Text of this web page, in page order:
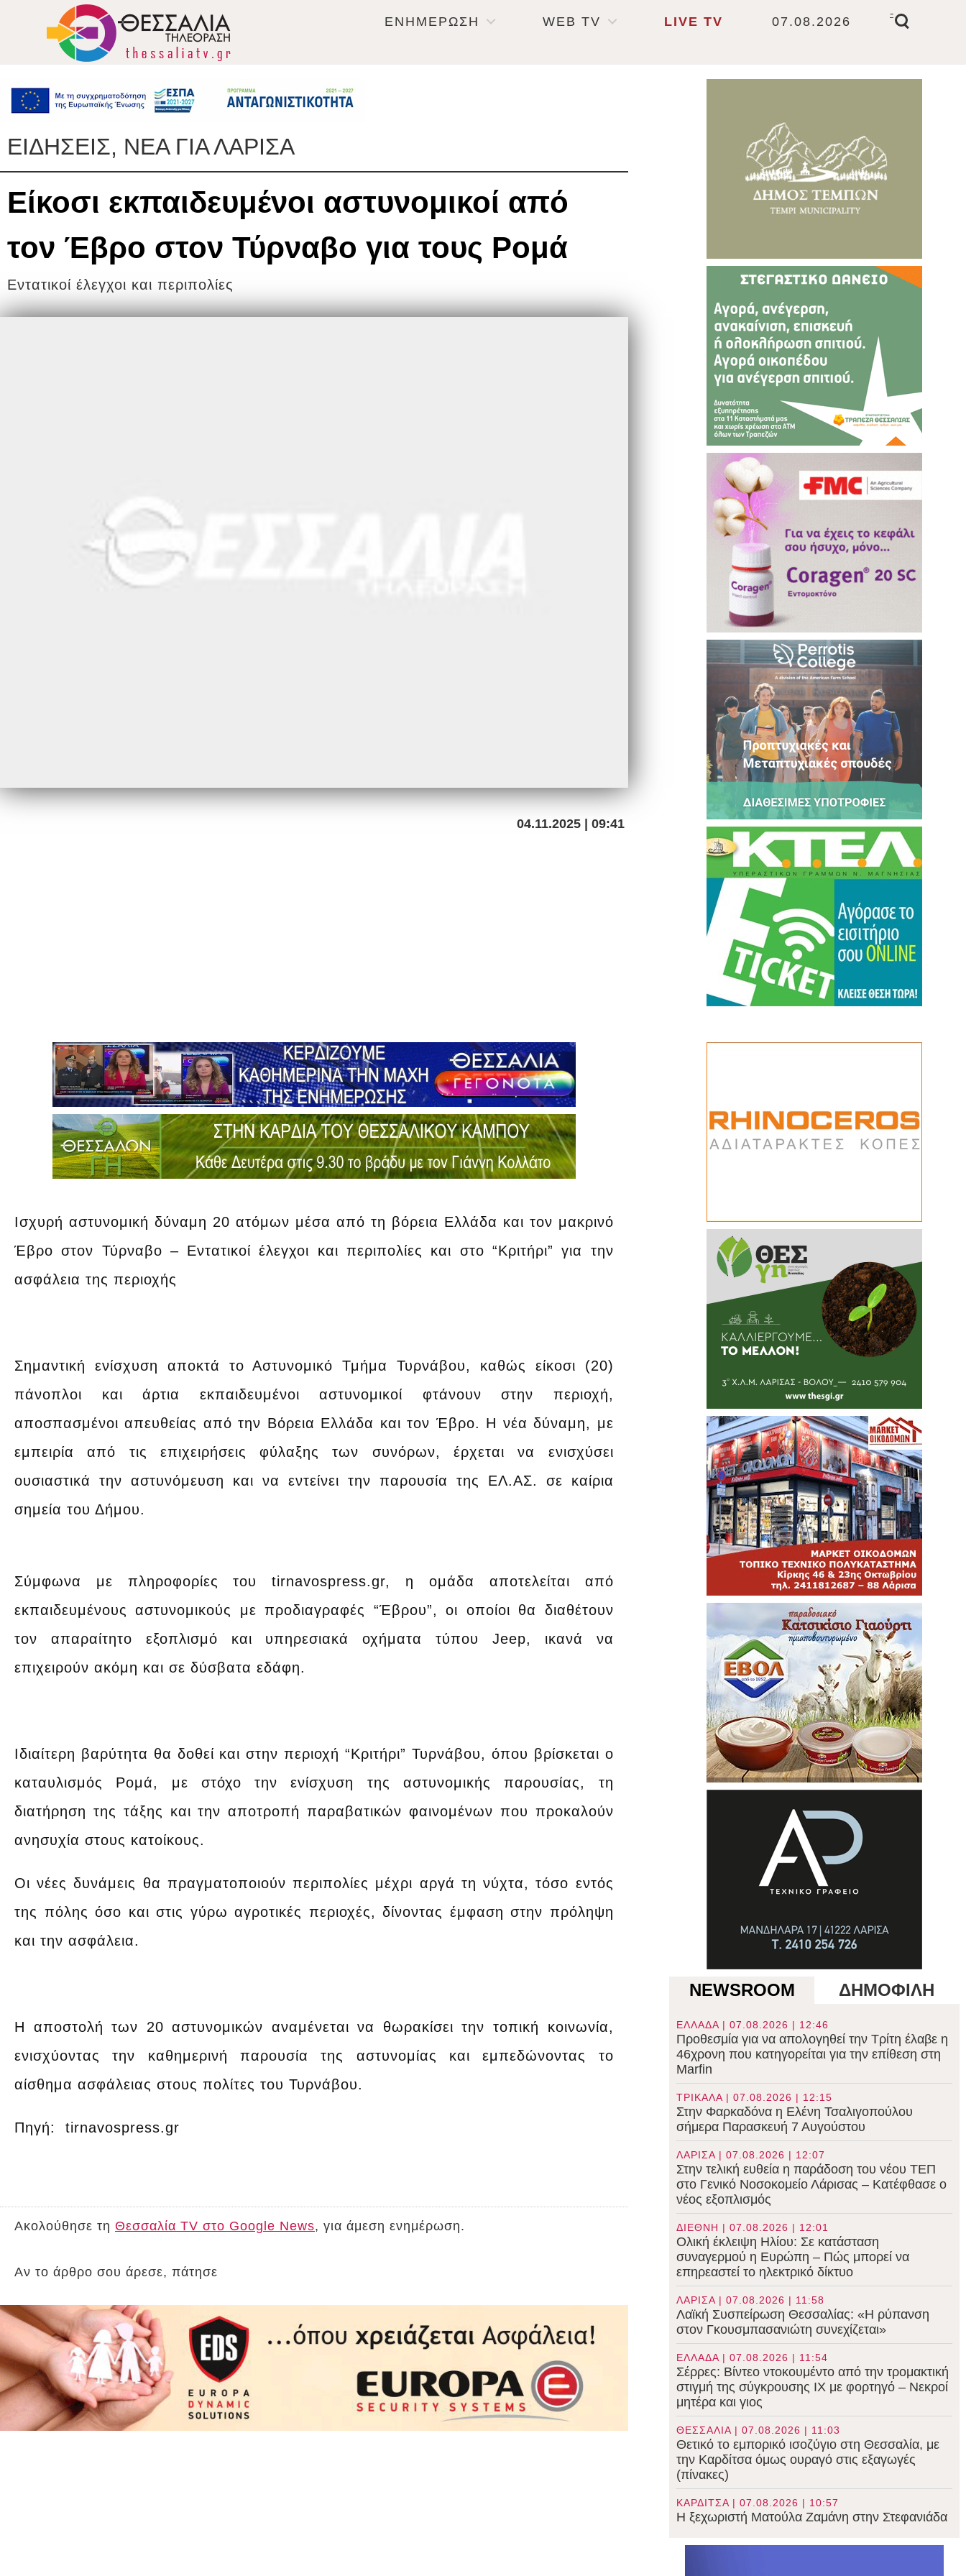
ΕΝΗΜΕΡΩΣΗ WEB TV LIVE TV 07.08.2026
-
ΕΙΔΗΣΕΙΣ, ΝΕΑ ΓΙΑ ΛΑΡΙΣΑ
Είκοσι εκπαιδευμένοι αστυνομικοί από
τον Έβρο στον Τύρναβο για τους Ρομά
Εντατικοί έλεγχοι και περιπολίες
04.11.2025 | 09:41
Ισχυρή αστυνομική δύναμη 20 ατόμων μέσα από τη βόρεια Ελλάδα και τον μακρινό
Έβρο στον Τύρναβο – Εντατικοί έλεγχοι και περιπολίες και στο “Κριτήρι” για την
ασφάλεια της περιοχής
Σημαντική ενίσχυση αποκτά το Αστυνομικό Τμήμα Τυρνάβου, καθώς είκοσι (20)
πάνοπλοι και άρτια εκπαιδευμένοι αστυνομικοί φτάνουν στην περιοχή,
αποσπασμένοι απευθείας από την Βόρεια Ελλάδα και τον Έβρο. Η νέα δύναμη, με
εμπειρία από τις επιχειρήσεις φύλαξης των συνόρων, έρχεται να ενισχύσει
ουσιαστικά την αστυνόμευση και να εντείνει την παρουσία της ΕΛ.ΑΣ. σε καίρια
σημεία του Δήμου.
Σύμφωνα με πληροφορίες του tirnavospress.gr, η ομάδα αποτελείται από
εκπαιδευμένους αστυνομικούς με προδιαγραφές “Έβρου”, οι οποίοι θα διαθέτουν
τον απαραίτητο εξοπλισμό και υπηρεσιακά οχήματα τύπου Jeep, ικανά να
επιχειρούν ακόμη και σε δύσβατα εδάφη.
Ιδιαίτερη βαρύτητα θα δοθεί και στην περιοχή “Κριτήρι” Τυρνάβου, όπου βρίσκεται ο
καταυλισμός Ρομά, με στόχο την ενίσχυση της αστυνομικής παρουσίας, τη
διατήρηση της τάξης και την αποτροπή παραβατικών φαινομένων που προκαλούν
ανησυχία στους κατοίκους.
Οι νέες δυνάμεις θα πραγματοποιούν περιπολίες μέχρι αργά τη νύχτα, τόσο εντός
της πόλης όσο και στις γύρω αγροτικές περιοχές, δίνοντας έμφαση στην πρόληψη
και την ασφάλεια.
Η αποστολή των 20 αστυνομικών αναμένεται να θωρακίσει την τοπική κοινωνία,
ενισχύοντας την καθημερινή παρουσία της αστυνομίας και εμπεδώνοντας το
αίσθημα ασφάλειας στους πολίτες του Τυρνάβου.
Πηγή: tirnavospress.gr
Ακολούθησε τη Θεσσαλία TV στο Google News, για άμεση ενημέρωση.
Αν το άρθρο σου άρεσε, πάτησε
NEWSROOM ΔΗΜΟΦΙΛΗ
ΕΛΛΑΔΑ | 07.08.2026 | 12:46
Προθεσμία για να απολογηθεί την Τρίτη έλαβε η
46χρονη που κατηγορείται για την επίθεση στη
Marfin
ΤΡΙΚΑΛΑ | 07.08.2026 | 12:15
Στην Φαρκαδόνα η Ελένη Τσαλιγοπούλου
σήμερα Παρασκευή 7 Αυγούστου
ΛΑΡΙΣΑ | 07.08.2026 | 12:07
Στην τελική ευθεία η παράδοση του νέου ΤΕΠ
στο Γενικό Νοσοκομείο Λάρισας – Κατέφθασε ο
νέος εξοπλισμός
ΔΙΕΘΝΗ | 07.08.2026 | 12:01
Ολική έκλειψη Ηλίου: Σε κατάσταση
συναγερμού η Ευρώπη – Πώς μπορεί να
επηρεαστεί το ηλεκτρικό δίκτυο
ΛΑΡΙΣΑ | 07.08.2026 | 11:58
Λαϊκή Συσπείρωση Θεσσαλίας: «Η ρύπανση
στον Γκουσμπασανιώτη συνεχίζεται»
ΕΛΛΑΔΑ | 07.08.2026 | 11:54
Σέρρες: Βίντεο ντοκουμέντο από την τρομακτική
στιγμή της σύγκρουσης ΙΧ με φορτηγό – Νεκροί
μητέρα και γιος
ΘΕΣΣΑΛΙΑ | 07.08.2026 | 11:03
Θετικό το εμπορικό ισοζύγιο στη Θεσσαλία, με
την Καρδίτσα όμως ουραγό στις εξαγωγές
(πίνακες)
ΚΑΡΔΙΤΣΑ | 07.08.2026 | 10:57
Η ξεχωριστή Ματούλα Ζαμάνη στην Στεφανιάδα